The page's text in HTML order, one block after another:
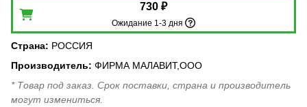
730 ₽
Ожидание 1-3 дня
Страна: РОССИЯ
Производитель: ФИРМА МАЛАВИТ,ООО
* Товар под заказ. Срок поставки, страна и производитель
могут измениться.